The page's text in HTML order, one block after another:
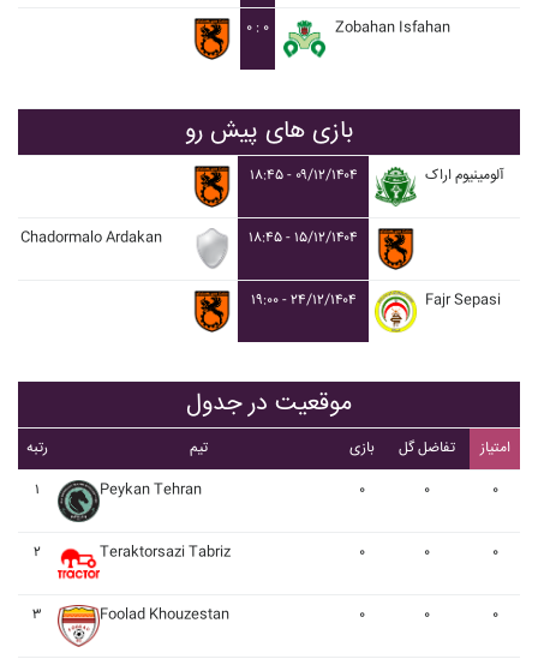
۰ : ۰ Zobahan Isfahan
بازی های پیش رو
۱۸:۴۵ - ۰۹/۱۲/۱۴۰۴ آلومينيوم اراک
Chadormalo Ardakan ۱۸:۴۵ - ۱۵/۱۲/۱۴۰۴
۱۹:۰۰ - ۲۴/۱۲/۱۴۰۴ Fajr Sepasi
موقعیت در جدول
رتبه تیم بازی تفاضل گل
امتیاز
۱
Peykan Tehran ۰ ۰ ۰
۲ Teraktorsazi Tabriz ۰ ۰ ۰
۳ Foolad Khouzestan ۰ ۰ ۰